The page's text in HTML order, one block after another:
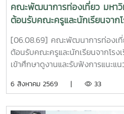
คณะพัฒนาการท่องเที่ยว มหาวิ
ต้อนรับคณะครูและนักเรียนจาก
โอกาสเข้าศึกษาดูงานและรับฟัง
ระดับอุดมศึกษา
[06.08.69] คณะพัฒนาการท่องเที่
ต้อนรับคณะครูและนักเรียนจากโร
เข้าศึกษาดูงานและรับฟังการแนะแ
วิสัยทัศน์ มหาวิทยาลัยแม่โจ้การศึกษ
6 สิงหาคม 2569 | 33